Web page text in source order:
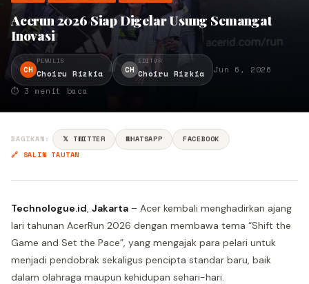
Acerun 2026 Siap Digelar Usung Semangat
Inovasi
CH
PENULIS
Choiru Rizkia CH
EDITOR
Choiru Rizkia
Jun 6, 2026
⏱ 3 menit baca
BAGIKAN: 𝕏 TWITTER WHATSAPP
FACEBOOK
🔗 SALIN TAUTAN
Technologue.id, Jakarta – Acer kembali menghadirkan ajang
lari tahunan AcerRun 2026 dengan membawa tema “Shift the
Game and Set the Pace”, yang mengajak para pelari untuk
menjadi pendobrak sekaligus pencipta standar baru, baik
dalam olahraga maupun kehidupan sehari-hari.